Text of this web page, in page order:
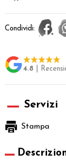
Condividi:
4.8 |
Servizi
Stampa